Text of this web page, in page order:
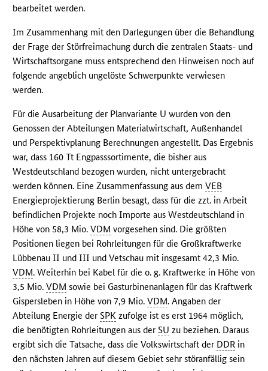
bearbeitet werden.
Im Zusammenhang mit den Darlegungen über die Behandlung
der Frage der Störfreimachung durch die zentralen Staats- und
Wirtschaftsorgane muss entsprechend den Hinweisen noch auf
folgende angeblich ungelöste Schwerpunkte verwiesen
werden.
Für die Ausarbeitung der Planvariante U wurden von den
Genossen der Abteilungen Materialwirtschaft, Außenhandel
und Perspektivplanung Berechnungen angestellt. Das Ergebnis
war, dass 160 Tt Engpasssortimente, die bisher aus
Westdeutschland bezogen wurden, nicht untergebracht
werden können. Eine Zusammenfassung aus demVEB
Energieprojektierung Berlin besagt, dass für die zzt. in Arbeit
befindlichen Projekte noch Importe aus Westdeutschland in
Höhe von 58,3 Mio.VDM vorgesehen sind. Die größten
Positionen liegen bei Rohrleitungen für die Großkraftwerke
Lübbenau II und III und Vetschau mit insgesamt 42,3 Mio.
VDM. Weiterhin bei Kabel für die o. g. Kraftwerke in Höhe von
3,5 Mio.VDM sowie bei Gasturbinenanlagen für das Kraftwerk
Gispersleben in Höhe von 7,9 Mio.VDM. Angaben der
Abteilung Energie derSPK zufolge ist es erst 1964 möglich,
die benötigten Rohrleitungen aus derSU zu beziehen. Daraus
ergibt sich die Tatsache, dass die Volkswirtschaft der DDR in
den nächsten Jahren auf diesem Gebiet sehr störanfällig sein